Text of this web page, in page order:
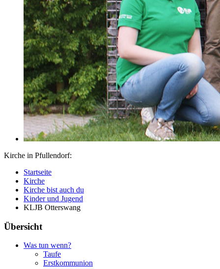
Kirche in Pfullendorf:
Startseite
Kirche
Kirche bist auch du
Kinder und Jugend
KLJB Otterswang
Übersicht
Was tun wenn?
Taufe
Erstkommunion